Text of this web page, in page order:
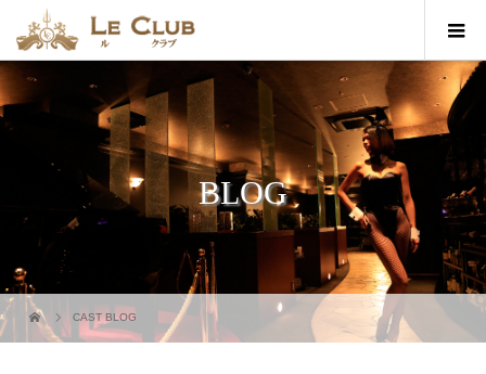
BLOG
CAST BLOG